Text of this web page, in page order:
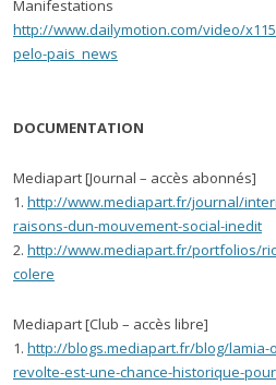
Manifestations
http://www.dailymotion.com/video/
pelo-pais_news
DOCUMENTATION
Mediapart [Journal – accès abonnés]
1. http://www.mediapart.fr/journal/
raisons-dun-mouvement-social-inedit
2. http://www.mediapart.fr/portfolios/
colere
Mediapart [Club – accès libre]
1. http://blogs.mediapart.fr/blog/lamia-
revolte-est-une-chance-historique-